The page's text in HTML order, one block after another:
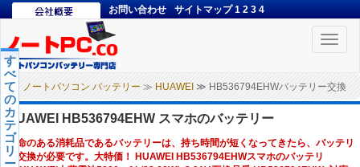
お問い合わせ サイトマップ 1 2 3 4
Toggle
ノートパソコン バッテリー ≫ HUAWEI ≫ HB536794EHWバッテリー交換
す
べ
て
の
カ
テ
ゴ
リ
ー
HUAWEI HB536794EHW スマホのバッテリー
寿命のある消耗品であるバッテリーは、持ち時間が短くなってきたら、バッテリ
ー交換が必要です。大特価！ HUAWEI HB536794EHWスマホのバッテリ